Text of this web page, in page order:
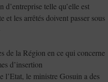
telle qu’elle est
et les arrêtés doivent passer sous
de la Région en ce qui concerne
d’insertion
l’Etat, le ministre Gosuin a des